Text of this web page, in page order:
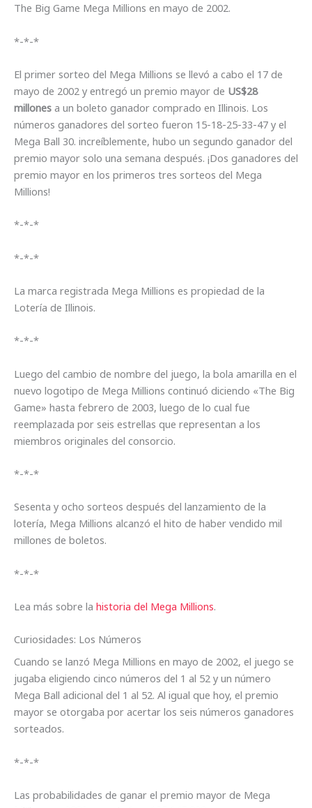
The Big Game Mega Millions en mayo de 2002.
*-*-*
El primer sorteo del Mega Millions se llevó a cabo el 17 de
mayo de 2002 y entregó un premio mayor de US$28
millones a un boleto ganador comprado en Illinois. Los
números ganadores del sorteo fueron 15-18-25-33-47 y el
Mega Ball 30. increíblemente, hubo un segundo ganador del
premio mayor solo una semana después. ¡Dos ganadores del
premio mayor en los primeros tres sorteos del Mega
Millions!
*-*-*
*-*-*
La marca registrada Mega Millions es propiedad de la
Lotería de Illinois.
*-*-*
Luego del cambio de nombre del juego, la bola amarilla en el
nuevo logotipo de Mega Millions continuó diciendo «The Big
Game» hasta febrero de 2003, luego de lo cual fue
reemplazada por seis estrellas que representan a los
miembros originales del consorcio.
*-*-*
Sesenta y ocho sorteos después del lanzamiento de la
lotería, Mega Millions alcanzó el hito de haber vendido mil
millones de boletos.
*-*-*
Lea más sobre la historia del Mega Millions.
Curiosidades: Los Números
Cuando se lanzó Mega Millions en mayo de 2002, el juego se
jugaba eligiendo cinco números del 1 al 52 y un número
Mega Ball adicional del 1 al 52. Al igual que hoy, el premio
mayor se otorgaba por acertar los seis números ganadores
sorteados.
*-*-*
Las probabilidades de ganar el premio mayor de Mega